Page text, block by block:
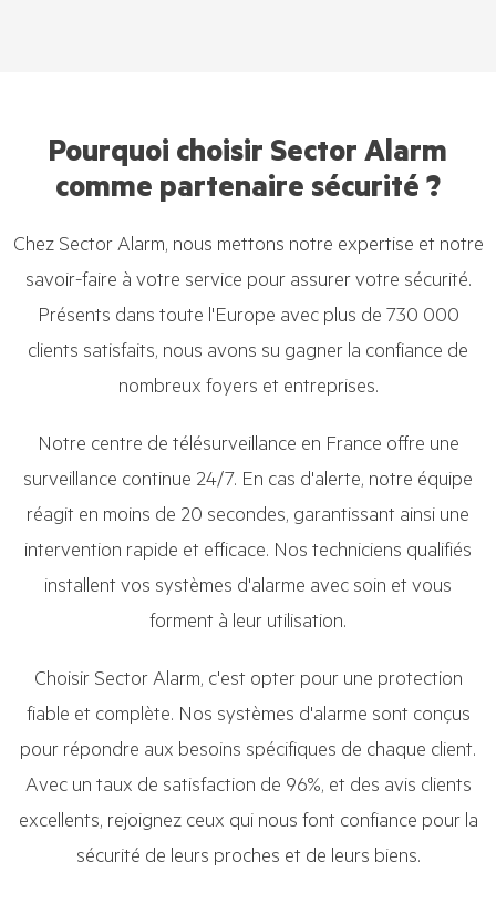
Pourquoi choisir Sector Alarm
comme partenaire sécurité ?
Chez Sector Alarm, nous mettons notre expertise et notre
savoir-faire à votre service pour assurer votre sécurité.
Présents dans toute l'Europe avec plus de 730 000
clients satisfaits, nous avons su gagner la confiance de
nombreux foyers et entreprises.
Notre centre de télésurveillance en France offre une
surveillance continue 24/7. En cas d'alerte, notre équipe
réagit en moins de 20 secondes, garantissant ainsi une
intervention rapide et efficace. Nos techniciens qualifiés
installent vos systèmes d'alarme avec soin et vous
forment à leur utilisation.
Choisir Sector Alarm, c'est opter pour une protection
fiable et complète. Nos systèmes d'alarme sont conçus
pour répondre aux besoins spécifiques de chaque client.
Avec un taux de satisfaction de 96%, et des avis clients
excellents, rejoignez ceux qui nous font confiance pour la
sécurité de leurs proches et de leurs biens.